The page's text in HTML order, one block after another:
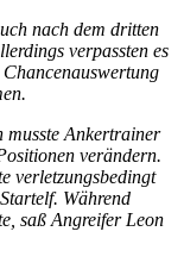
nach dem dritten
verpassten es
musste Ankertrainer
verändern.
verletzungsbedingt
Während
saß Angreifer Leon